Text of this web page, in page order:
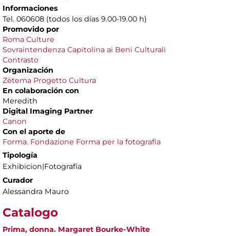
Informaciones
Tel. 060608 (todos los días 9.00-19.00 h)
Promovido por
Roma Culture
Sovraintendenza Capitolina ai Beni Culturali
Contrasto
Organización
Zètema Progetto Cultura
En colaboración con
Meredith
Digital Imaging Partner
Canon
Con el aporte de
Forma. Fondazione Forma per la fotografia
Tipología
Exhibicion|Fotografía
Curador
Alessandra Mauro
Catalogo
Prima, donna. Margaret Bourke-White